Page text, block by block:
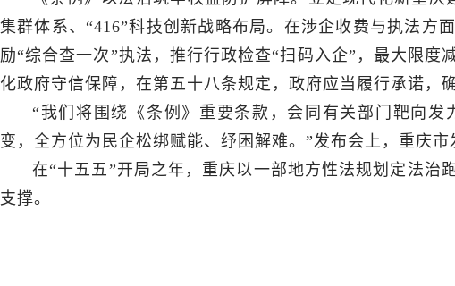
集群体系、“416”科技创新战略布局。在涉企收费与执法方
励“综合查一次”执法，推行行政检查“扫码入企”，最大限
化政府守信保障，在第五十八条规定，政府应当履行承诺，
“我们将围绕《条例》重要条款，会同有关部门靶向发
变，全方位为民企松绑赋能、纾困解难。”发布会上，重庆市
在“十五五”开局之年，重庆以一部地方性法规划定法治
支撑。